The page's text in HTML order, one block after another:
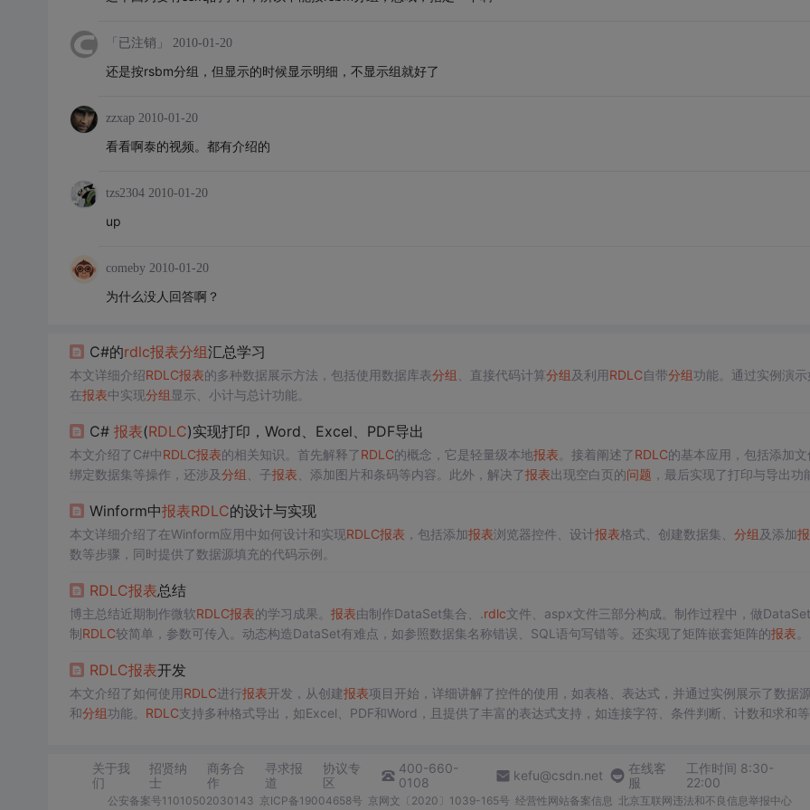
「已注销」 2010-01-20
还是按rsbm分组，但显示的时候显示明细，不显示组就好了
zzxap 2010-01-20
看看啊泰的视频。都有介绍的
tzs2304 2010-01-20
up
comeby 2010-01-20
为什么没人回答啊？
C#的rdlc报表分组汇总学习
本文详细介绍RDLC报表的多种数据展示方法，包括使用数据库表分组 、直接代码计算分组 及利用RDLC自带分组功能。通过实例演示
在报表中实现分组 显示、小计与总计功能。
C# 报表(RDLC)实现打印，Word、Excel、PDF导出
本文介绍了C#中RDLC报表的相关知识。首先解释了RDLC的概念，它是轻量级本地报表 。接着阐述了RDLC的基本应用，包括添加文
绑定数据集等操作，还涉及分组 、子报表 、添加图片和条码等内容。此外，解决了报表出现空白页的问题 ，最后实现了打印与导出功
Winform中报表RDLC的设计与实现
本文详细介绍了在Winform应用中如何设计和实现RDLC报表 ，包括添加报表浏览器控件、设计报表格式、创建数据集、 分组 及添加
数等步骤，同时提供了数据源填充的代码示例。
RDLC报表总结
博主总结近期制作微软RDLC报表的学习成果。 报表由制作DataSet集合、. rdlc文件、aspx文件三部分构成。制作过程中，做
制RDLC较简单，参数可传入。动态构造DataSet有难点，如参照数据集名称错误、SQL语句写错等。还实现了矩阵嵌套矩阵的报表
RDLC报表开发
本文介绍了如何使用RDLC进行报表开发，从创建报表项目开始，详细讲解了控件的使用，如表格、表达式，并通过实例展示了数据
和分组功能。 RDLC支持多种格式导出，如Excel、PDF和Word，且提供了丰富的表达式支持，如连接字符、条件判断、计数和求和
关于我
们
招贤纳
士
商务合
作
寻求报
道
协议专
区
400-660-
0108
kefu@csdn.net
在线客
服
工作时间 8:30-
22:00
公安备案号11010502030143 京ICP备19004658号 京网文〔2020〕1039-165号 经营性网站备案信息 北京互联网违法和不良信息举报中心